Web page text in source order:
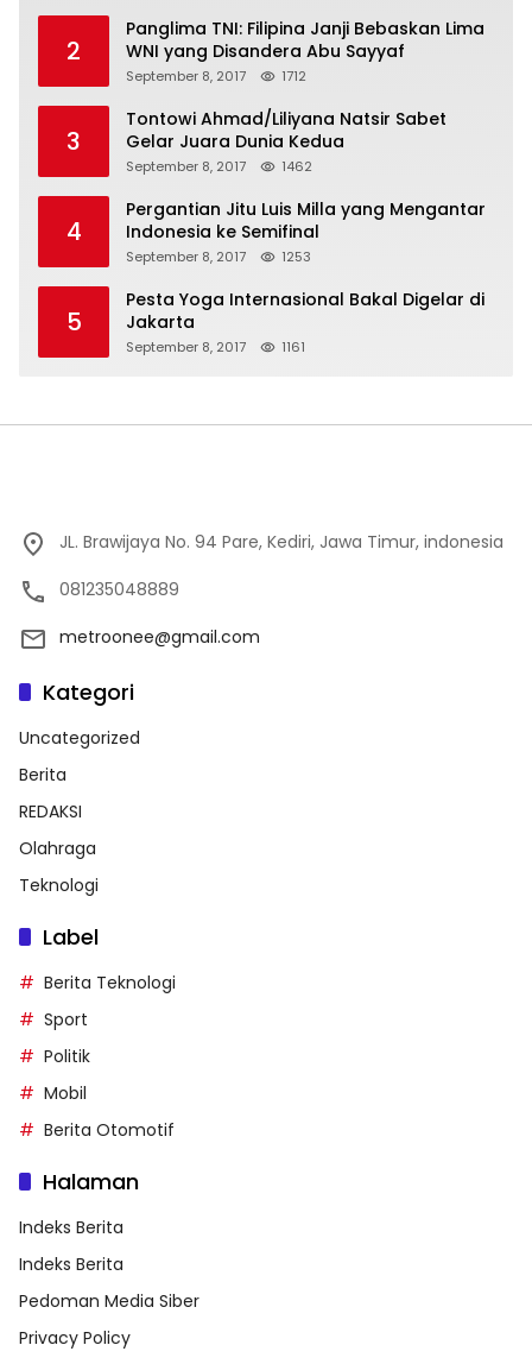
2
Panglima TNI: Filipina Janji Bebaskan Lima
WNI yang Disandera Abu Sayyaf
September 8, 2017 1712
3
Tontowi Ahmad/Liliyana Natsir Sabet
Gelar Juara Dunia Kedua
September 8, 2017 1462
4
Pergantian Jitu Luis Milla yang Mengantar
Indonesia ke Semifinal
September 8, 2017 1253
5
Pesta Yoga Internasional Bakal Digelar di
Jakarta
September 8, 2017 1161
JL. Brawijaya No. 94 Pare, Kediri, Jawa Timur, indonesia
081235048889
metroonee@gmail.com
Kategori
Uncategorized
Berita
REDAKSI
Olahraga
Teknologi
Label
Berita Teknologi
Sport
Politik
Mobil
Berita Otomotif
Halaman
Indeks Berita
Indeks Berita
Pedoman Media Siber
Privacy Policy